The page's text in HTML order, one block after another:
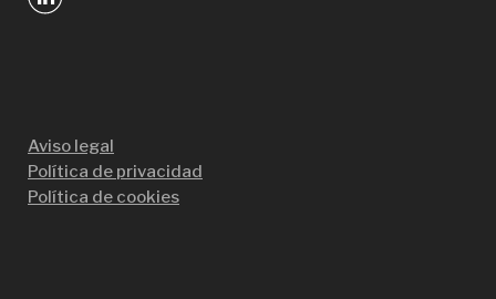
Aviso legal
Política de privacidad
Política de cookies